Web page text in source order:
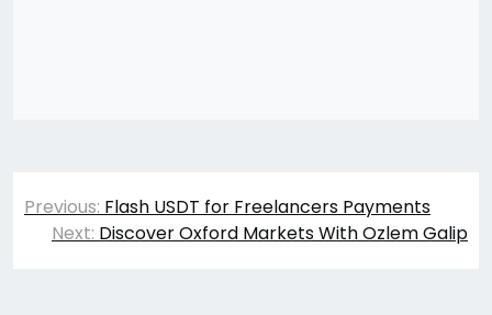
Yazı
gezinmesi
Previous: Flash USDT for Freelancers Payments
Next: Discover Oxford Markets With Ozlem Galip